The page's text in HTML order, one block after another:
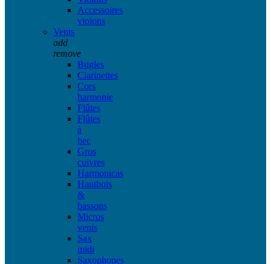
Accessoires
violons
Vents
add
remove
Bugles
Clarinettes
Cors
harmonie
Flûtes
Flûtes
à
bec
Gros
cuivres
Harmonicas
Hautbois
&
bassons
Micros
vents
Sax
midi
Saxophones